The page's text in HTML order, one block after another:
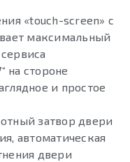
«touch-screen» с
максимальный
на стороне
и простое
затвор двери
автоматическая
двери